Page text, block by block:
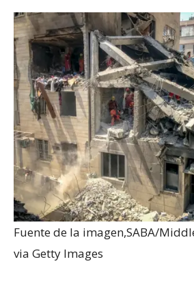
Fuente de la imagen,SABA/
via Getty Images